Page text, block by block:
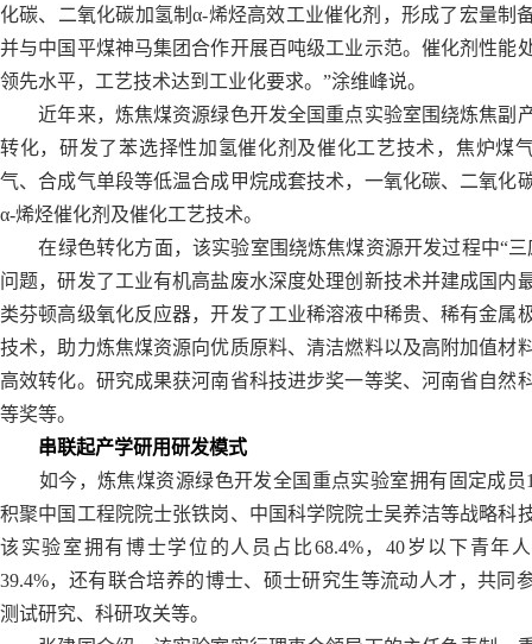
化碳、二氧化碳加氢制α-烯烃高效工业催化剂，形成了宏量制
并与中国平煤神马集团合作开展百吨级工业示范。催化剂性能
领先水平，工艺技术达到工业化要求。”涂维峰说。
近年来，炼焦煤资源绿色开发全国重点实验室围绕炼焦副
转化，研发了苯选择性加氢催化剂及催化工艺技术，焦炉煤
气、合成气单段等低温合成甲烷成套技术，一氧化碳、二氧化
α-烯烃催化剂及催化工艺技术。
在绿色转化方面，该实验室围绕炼焦煤资源开发过程中“三
问题，研发了工业有机高盐废水深度处理创新技术并建成国内
类芬顿高级氧化反应器，开发了工业稀溶液中稀贵、稀有金属
技术，助力炼焦煤资源向优质原料、清洁燃料以及高附加值材
高效转化。研究成果获河南省科技进步奖一等奖、河南省自然
等奖等。
串联起产学研用研发模式
如今，炼焦煤资源绿色开发全国重点实验室拥有固定成员
积聚中国工程院院士张铁岗、中国科学院院士吴养洁等战略科
该实验室拥有博士学位的人员占比68.4%，40岁以下青年
39.4%，还有联合培养的博士、硕士研究生等流动人才，共同
测试研究、科研攻关等。